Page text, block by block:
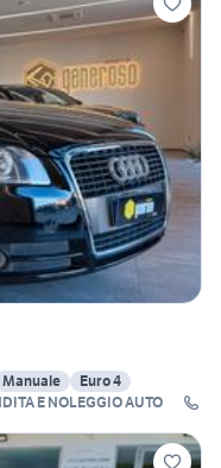
Manuale
Euro 4
E NOLEGGIO AUTO